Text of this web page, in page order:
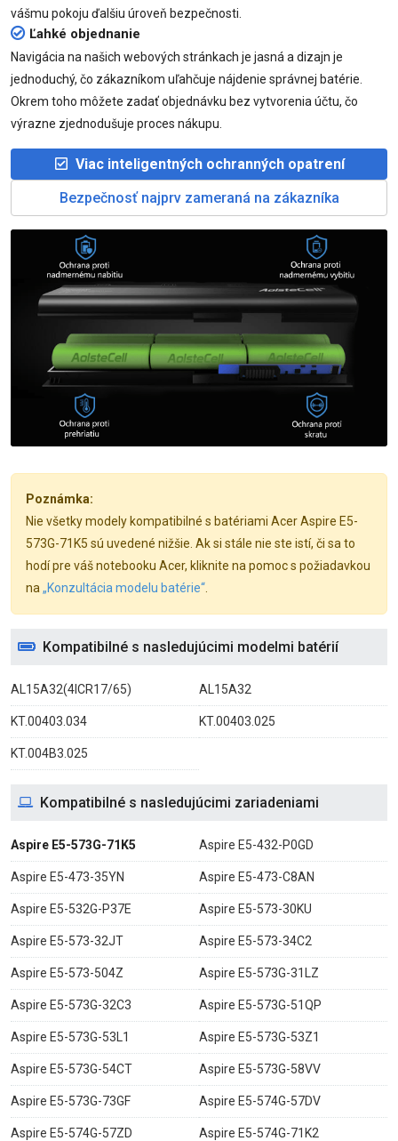
vášmu pokoju ďalšiu úroveň bezpečnosti.
Ľahké objednanie
Navigácia na našich webových stránkach je jasná a dizajn je
jednoduchý, čo zákazníkom uľahčuje nájdenie správnej batérie.
Okrem toho môžete zadať objednávku bez vytvorenia účtu, čo
výrazne zjednodušuje proces nákupu.
Viac inteligentných ochranných opatrení
Bezpečnosť najprv zameraná na zákazníka
Poznámka:
Nie všetky modely kompatibilné s batériami Acer Aspire E5-
573G-71K5 sú uvedené nižšie. Ak si stále nie ste istí, či sa to
hodí pre váš notebooku Acer, kliknite na pomoc s požiadavkou
na „Konzultácia modelu batérie“
Kompatibilné s nasledujúcimi modelmi batérií
AL15A32(4ICR17/65) AL15A32
KT.00403.034 KT.00403.025
KT.004B3.025
Kompatibilné s nasledujúcimi zariadeniami
Aspire E5-573G-71K5 Aspire E5-432-P0GD
Aspire E5-473-35YN Aspire E5-473-C8AN
Aspire E5-532G-P37E Aspire E5-573-30KU
Aspire E5-573-32JT Aspire E5-573-34C2
Aspire E5-573-504Z Aspire E5-573G-31LZ
Aspire E5-573G-32C3 Aspire E5-573G-51QP
Aspire E5-573G-53L1 Aspire E5-573G-53Z1
Aspire E5-573G-54CT Aspire E5-573G-58VV
Aspire E5-573G-73GF Aspire E5-574G-57DV
Aspire E5-574G-57ZD Aspire E5-574G-71K2